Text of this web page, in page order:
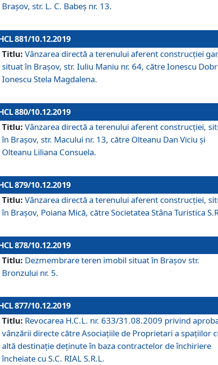
Brașov, str. L. C. Babeș nr. 13.
881/10.12.2019
Titlu: Vânzarea directă a terenului aferent construcției
situat în Brașov, str. Iuliu Maniu nr. 64, către Ionescu
Ionescu Stela Magdalena.
880/10.12.2019
Titlu: Vânzarea directă a terenului aferent construcției,
în Brașov, str. Macului nr. 13, către Olteanu Dan Viciu și
Olteanu Liliana Consuela.
879/10.12.2019
Titlu: Vânzarea directă a terenului aferent construcției,
în Brașov, Poiana Mică, către Societatea Stâna Turistica
878/10.12.2019
Titlu: Dezmembrare teren imobil situat în Brașov str.
Bronzului nr. 5.
877/10.12.2019
Titlu: Revocarea H.C.L. nr. 633/31.08.2009 privind
vânzării directe către Asociațiile de Proprietari a spațiilor
altă destinație deținute în baza contractelor de închiriere
încheiate cu S.C. RIAL S.R.L.